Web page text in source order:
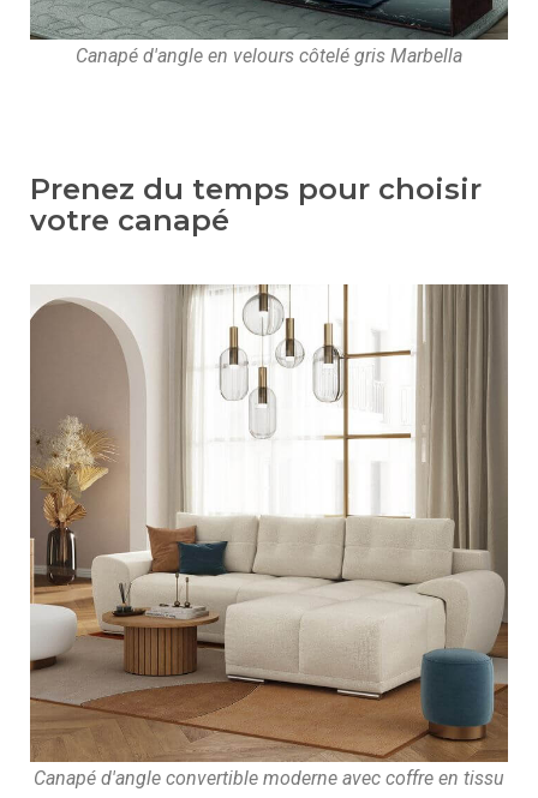
Canapé d'angle en velours côtelé gris Marbella
Prenez du temps pour choisir
votre canapé
Canapé d'angle convertible moderne avec coffre en tissu